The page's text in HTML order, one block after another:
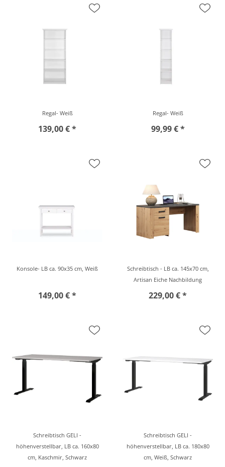
Regal- Weiß
139,00 € *
Regal- Weiß
99,99 € *
Konsole- LB ca. 90x35 cm, Weiß
149,00 € *
Schreibtisch - LB ca. 145x70 cm,
Artisan Eiche Nachbildung
229,00 € *
Schreibtisch GELI -
höhenverstellbar, LB ca. 160x80
cm, Kaschmir, Schwarz
Schreibtisch GELI -
höhenverstellbar, LB ca. 180x80
cm, Weiß, Schwarz